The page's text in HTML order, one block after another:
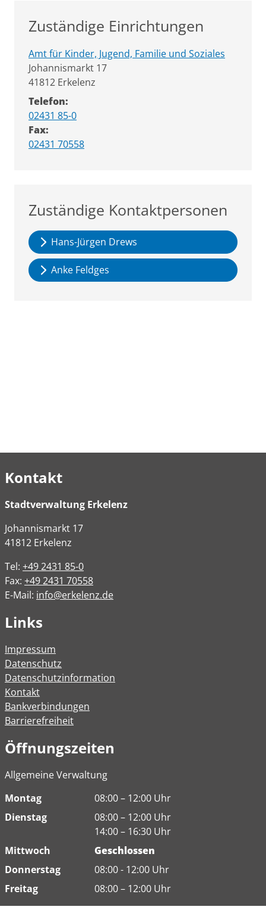
Zuständige Einrichtungen
Amt für Kinder, Jugend, Familie und Soziales
Straße:
Johannismarkt Hausnummer:
17
PLZ:
41812 Ort:
Erkelenz
Telefon:
02431 85-0
Fax:
02431 70558
Zuständige Kontaktpersonen
Hans-Jürgen Drews
Anke Feldges
Kontakt
Stadtverwaltung Erkelenz
Johannismarkt 17
41812 Erkelenz
Tel: +49 2431 85-0
Fax: +49 2431 70558
E-Mail: info@erkelenz.de
Links
Impressum
Datenschutz
Datenschutzinformation
Kontakt
Bankverbindungen
Barrierefreiheit
Öffnungszeiten
Allgemeine Verwaltung
Montag
08:00 – 12:00 Uhr
Dienstag
08:00 – 12:00 Uhr
14:00 – 16:30 Uhr
Mittwoch
Geschlossen
Donnerstag
08:00 - 12:00 Uhr
Freitag
08:00 – 12:00 Uhr